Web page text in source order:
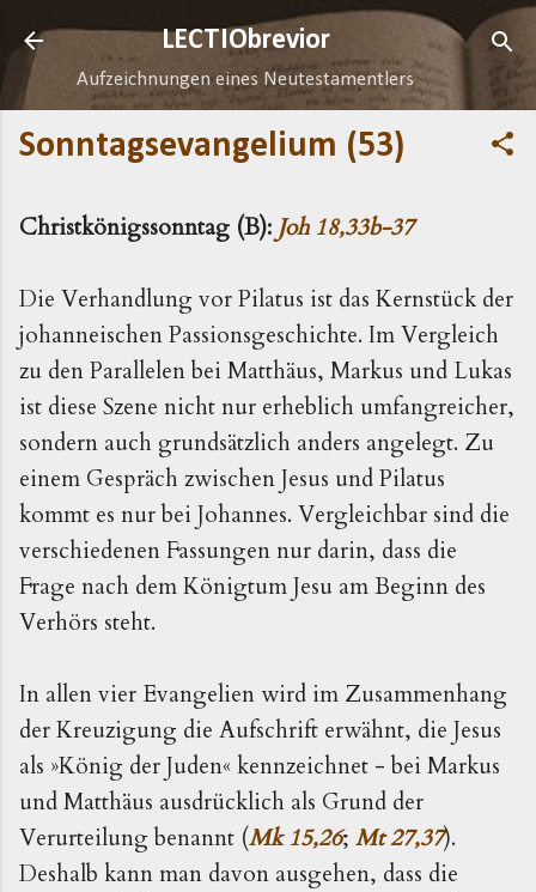
Direkt zum Hauptbereich
LECTIObrevior
Aufzeichnungen eines Neutestamentlers
Sonntagsevangelium (53)
Christkönigssonntag (B): Joh 18,33b-37
Die Verhandlung vor Pilatus ist das Kernstück der
johanneischen Passionsgeschichte. Im Vergleich
zu den Parallelen bei Matthäus, Markus und Lukas
ist diese Szene nicht nur erheblich umfangreicher,
sondern auch grundsätzlich anders angelegt. Zu
einem Gespräch zwischen Jesus und Pilatus
kommt es nur bei Johannes. Vergleichbar sind die
verschiedenen Fassungen nur darin, dass die
Frage nach dem Königtum Jesu am Beginn des
Verhörs steht.
In allen vier Evangelien wird im Zusammenhang
der Kreuzigung die Aufschrift erwähnt, die Jesus
als »König der Juden« kennzeichnet - bei Markus
und Matthäus ausdrücklich als Grund der
Verurteilung benannt (Mk 15,26; Mt 27,37).
Deshalb kann man davon ausgehen, dass die